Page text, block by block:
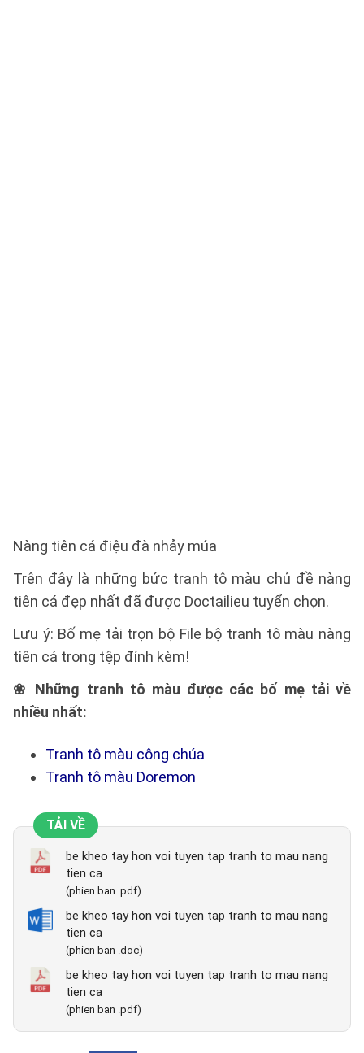
Nàng tiên cá điệu đà nhảy múa
Trên đây là những bức tranh tô màu chủ đề nàng
tiên cá đẹp nhất đã được Doctailieu tuyển chọn.
Lưu ý: Bố mẹ tải trọn bộ File bộ tranh tô màu nàng
tiên cá trong tệp đính kèm!
❀ Những tranh tô màu được các bố mẹ tải về
nhiều nhất:
Tranh tô màu công chúa
Tranh tô màu Doremon
TẢI VỀ
be kheo tay hon voi tuyen tap tranh to mau nang
tien ca
(phien ban .pdf)
be kheo tay hon voi tuyen tap tranh to mau nang
tien ca
(phien ban .doc)
be kheo tay hon voi tuyen tap tranh to mau nang
tien ca
(phien ban .pdf)